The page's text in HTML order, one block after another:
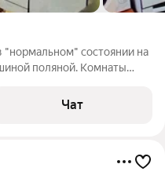
"нормальном" состоянии на
поляной. Комнаты
ванна. На полу
Чат